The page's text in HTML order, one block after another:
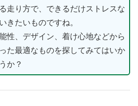
走り方で、できるだけストレスな
きたいものですね。
性、デザイン、着け心地などから
た最適なものを探してみてはいか
か？